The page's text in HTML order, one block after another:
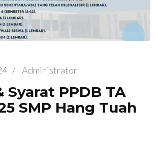
/ Administrator
Syarat PPDB TA
SMP Hang Tuah